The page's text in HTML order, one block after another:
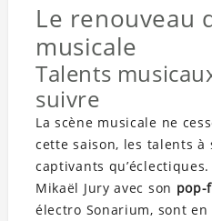
Le renouveau
musicale
Talents
suivre
La scène musicale ne
cette saison, les talents à
captivants
Mikaël Jury avec son pop-
électro Sonarium, sont